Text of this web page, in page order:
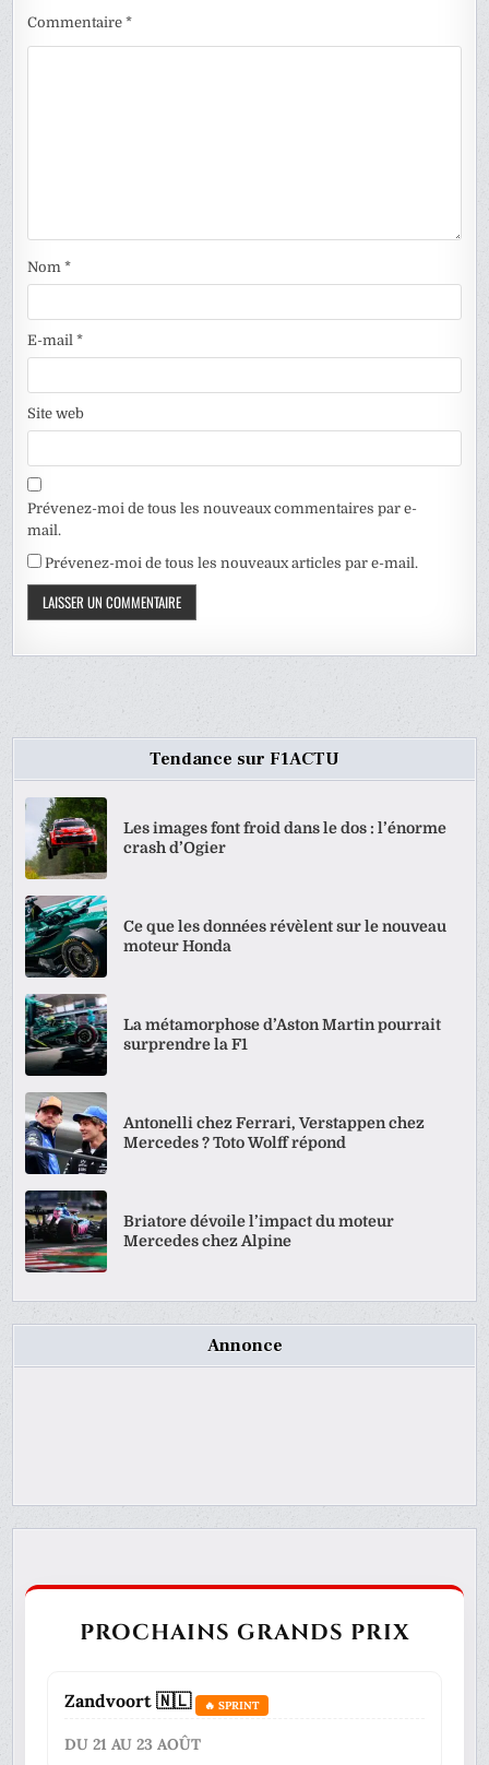
Commentaire*
Nom*
E-mail*
Site web
Prévenez-moi de tous les nouveaux commentaires par e-
mail.
Prévenez-moi de tous les nouveaux articles par e-mail.
Tendance sur F1ACTU
Les images font froid dans le dos : l’énorme
crash d’Ogier
Ce que les données révèlent sur le nouveau
moteur Honda
La métamorphose d’Aston Martin pourrait
surprendre la F1
Antonelli chez Ferrari, Verstappen chez
Mercedes ? Toto Wolff répond
Briatore dévoile l’impact du moteur
Mercedes chez Alpine
Annonce
PROCHAINS GRANDS PRIX
Zandvoort 🇳🇱 🔥 SPRINT
DU 21 AU 23 AOÛT